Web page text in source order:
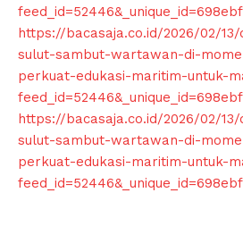
About
Contact us
Subscription Plans
My account
Klinik Gigi
Klinik Gigi Surabaya
https://bacasaja.co.id/2026/02/
sulut-sambut-wartawan-di-
perkuat-edukasi-maritim-untuk-
https://bacasaja.co.id/2026/02/
sulut-sambut-wartawan-di-
perkuat-edukasi-maritim-untuk-